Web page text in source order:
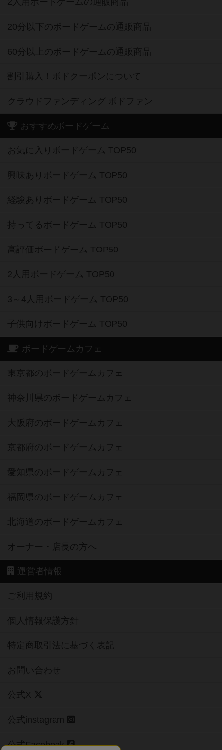
2人用ボードゲームの通販商品
20分以下のボードゲームの通販商品
60分以上のボードゲームの通販商品
割引購入！ボドクーポンについて
クラウドファンディング ボドファン
おすすめボードゲーム
お気に入りボードゲーム TOP50
興味ありボードゲーム TOP50
経験ありボードゲーム TOP50
持ってるボードゲーム TOP50
高評価ボードゲーム TOP50
2人用ボードゲーム TOP50
3～4人用ボードゲーム TOP50
子供向けボードゲーム TOP50
ボードゲームカフェ
東京都のボードゲームカフェ
神奈川県のボードゲームカフェ
大阪府のボードゲームカフェ
京都府のボードゲームカフェ
愛知県のボードゲームカフェ
福岡県のボードゲームカフェ
北海道のボードゲームカフェ
オーナー・店長の方へ
運営者情報
ご利用規約
個人情報保護方針
特定商取引法に基づく表記
お問い合わせ
公式X
公式instagram
公式Facebook